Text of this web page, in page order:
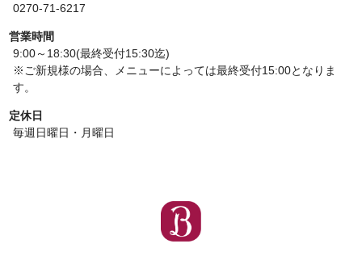
0270-71-6217
営業時間
9:00～18:30(最終受付15:30迄)
※ご新規様の場合、メニューによっては最終受付15:00となりま
す。
定休日
毎週日曜日・月曜日